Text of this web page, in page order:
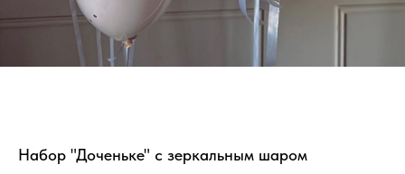
Набор "Доченьке" с зеркальным шаром